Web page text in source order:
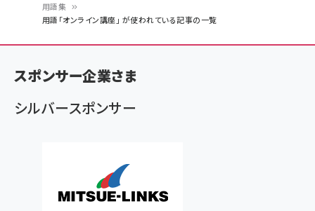
ン
く
ず
用語集
用語「オンライン講座」 が使われている記事の一覧
スポンサー企業さま
シルバースポンサー